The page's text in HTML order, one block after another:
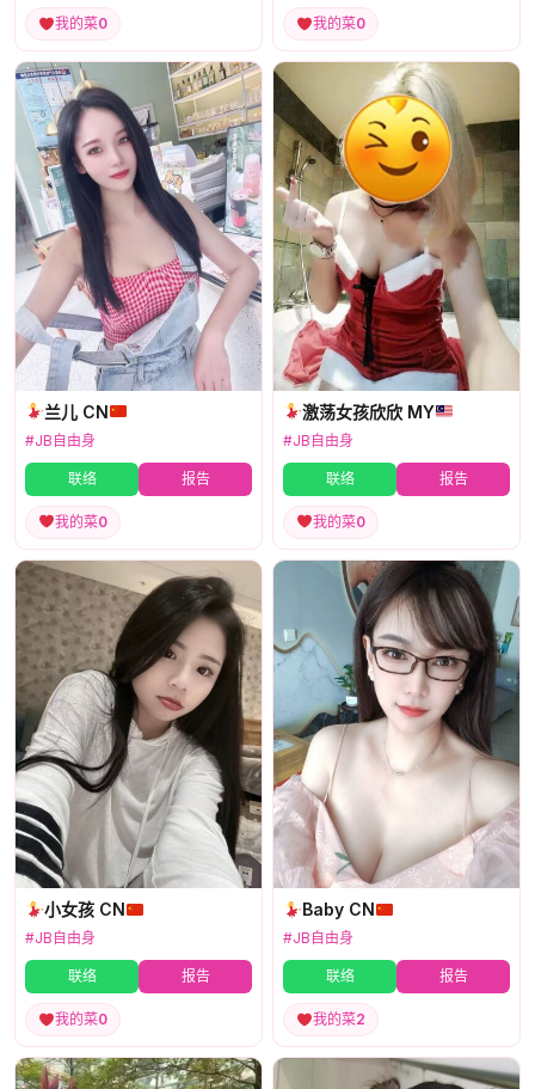
我的菜0 我的菜0
兰儿 CN
#JB自由身
联络 报告
我的菜0
激荡女孩欣欣 MY
#JB自由身
联络 报告
我的菜0
小女孩 CN
#JB自由身
联络 报告
我的菜0
Baby CN
#JB自由身
联络 报告
我的菜2